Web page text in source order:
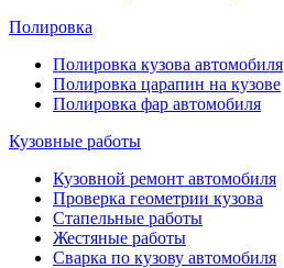
Полировка
Полировка кузова автомобиля
Полировка царапин на кузове
Полировка фар автомобиля
Кузовные работы
Кузовной ремонт автомобиля
Проверка геометрии кузова
Стапельные работы
Жестяные работы
Сварка по кузову автомобиля